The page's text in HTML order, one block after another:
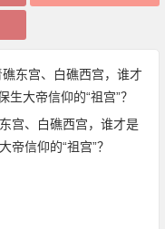
宫、白礁西宫，谁才是
帝信仰的“祖宫”？